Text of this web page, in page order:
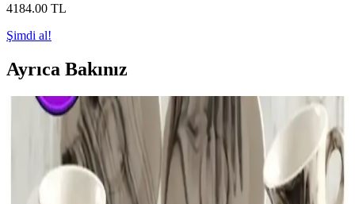
4184.00 TL
Şimdi al!
Ayrıca Bakınız
Emsan Sonsuz Aşk 2 Kişilik Kahve Fincan Takımı
Modern Tasarımı ve Dayanıklılığıyla Öne Çıkıyor
Emsan Sonsuz Aşk 2 kişilik kahve fincan takımı, modern tasarımı ve
yüksek kaliteli seramik malzemesiyle kahve deneyimini
zenginleştirir, dayanıklı ve kullanışlıdır.